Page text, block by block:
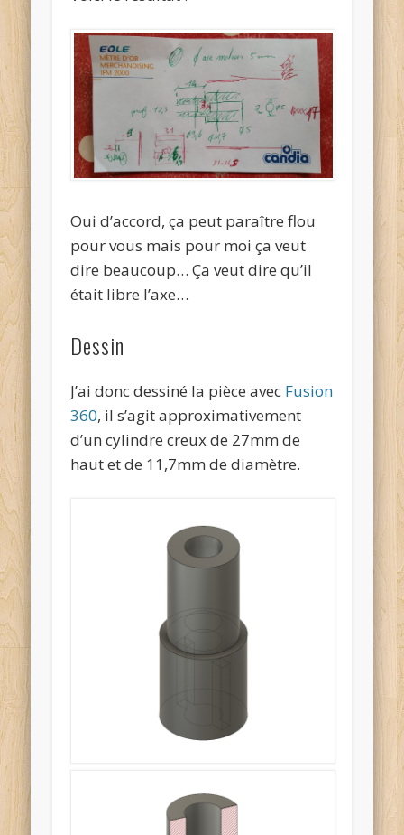
Oui d’accord, ça peut paraître flou
pour vous mais pour moi ça veut
dire beaucoup… Ça veut dire qu’il
était libre l’axe…
Dessin
J’ai donc dessiné la pièce avec Fusion
360, il s’agit approximativement
d’un cylindre creux de 27mm de
haut et de 11,7mm de diamètre.